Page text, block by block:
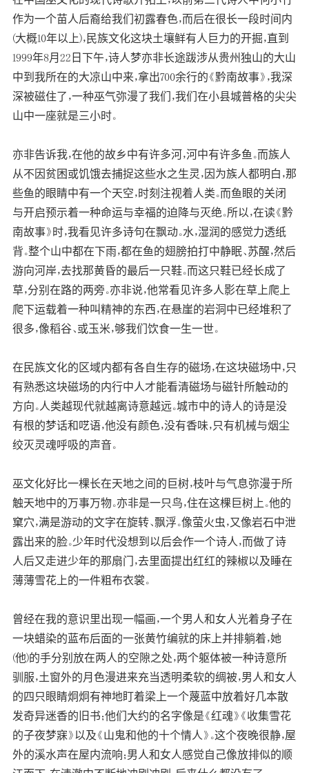
作为一个苗人后裔给我们初露春色，而后在很长一段时间内
(大概10年以上)，民族文化这块土壤鲜有人巨力的开掘，直到
1999年8月22日下午，诗人梦亦非长途跋涉从贵州独山的大山
中到我所在的大凉山中来，拿出700余行的《黔南故事》，我深
深被磁住了，一种巫气弥漫了我们，我们在小县城普格的尖尖
山中一座就是三小时。
亦非告诉我，在他的故乡中有许多河，河中有许多鱼。而族人
从不因贫困或饥饿去捕捉这些水之生灵，因为族人都明白，那
些鱼的眼睛中有一个天空，时刻注视着人类。而鱼眼的关闭
与开启预示着一种命运与幸福的迫降与灭绝。所以，在读《黔
南故事》时，我看见许多诗句在飘动。水，湿润的感觉力透纸
背。整个山中都在下雨，都在鱼的翅膀拍打中静眠、苏醒，然后
游向河岸，去找那黄昏的最后一只鞋。而这只鞋已经长成了
草，分别在路的两旁。亦非说，他常看见许多人影在草上爬上
爬下运载着一种叫精神的东西，在悬崖的岩洞中已经堆积了
很多，像稻谷、或玉米，够我们饮食一生一世。
在民族文化的区域内都有各自生存的磁场，在这块磁场中，只
有熟悉这块磁场的内行中人才能看清磁场与磁针所触动的
方向。人类越现代就越离诗意越远。城市中的诗人的诗是没
有根的梦话和呓语，他没有颜色，没有香味，只有机械与烟尘
绞灭灵魂呼吸的声音。
巫文化好比一棵长在天地之间的巨树，枝叶与气息弥漫于所
触天地中的万事万物。亦非是一只鸟，住在这棵巨树上。他的
窠穴，满是游动的文字在旋转、飘浮。像萤火虫，又像岩石中泄
露出来的脸。少年时代没想到以后会作一个诗人，而做了诗
人后又走进少年的那扇门，去里面提出红红的辣椒以及睡在
薄薄雪花上的一件粗布衣裳。
曾经在我的意识里出现一幅画，一个男人和女人光着身子在
一块蜡染的蓝布后面的一张黄竹编就的床上并排躺着，她
(他)的手分别放在两人的空隙之处，两个躯体被一种诗意所
驯服，土窗外的月色漫进来充当透明柔软的绸被，男人和女人
的四只眼睛炯炯有神地盯着梁上一个蔑蓝中放着好几本散
发奇异迷香的旧书；他们大约的名字像是《红魂》《收集雪花
的子夜梦寐》以及《山鬼和他的十个情人》。这个夜晚很静，屋
外的溪水声在屋内流响；男人和女人感觉自己像放排似的顺